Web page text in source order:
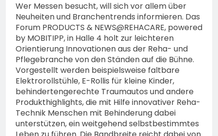
Wer Messen besucht, will sich vor allem über
Neuheiten und Branchentrends informieren. Das
Forum PRODUCTS & NEWS@REHACARE, powered
by MOBITIPP, in Halle 4 holt zur leichteren
Orientierung Innovationen aus der Reha- und
Pflegebranche von den Ständen auf die Bühne.
Vorgestellt werden beispielsweise faltbare
Elektrorollstühle, E-Rollis für kleine Kinder,
behindertengerechte Traumautos und andere
Produkthighlights, die mit Hilfe innovativer Reha-
Technik Menschen mit Behinderung dabei
unterstützen, ein weitgehend selbstbestimmtes